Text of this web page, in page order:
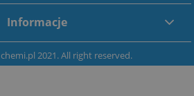
Informacje
chemi.pl 2021. All right reserved.